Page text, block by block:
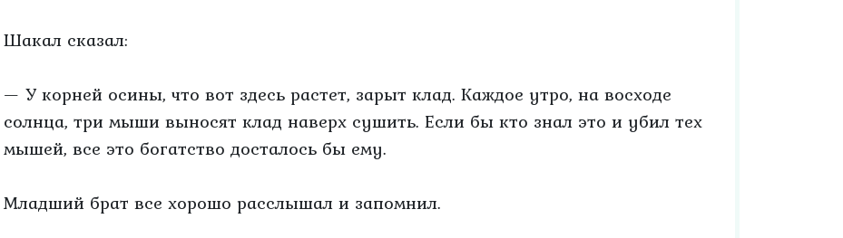
Шакал сказал:
— У корней осины, что вот здесь растет, зарыт клад. Каждое утро, на восходе
солнца, три мыши выносят клад наверх сушить. Если бы кто знал это и убил тех
мышей, все это богатство досталось бы ему.
Младший брат все хорошо расслышал и запомнил.